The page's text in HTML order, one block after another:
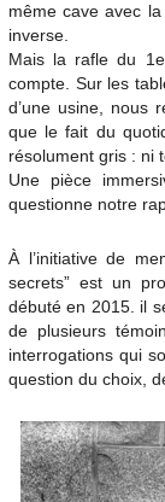
même cave avec
inverse.
Mais la rafle du
compte. Sur les
d’une usine, nous
que le fait du
résolument gris : ni
Une pièce
questionne notre
À l’initiative de
secrets” est un
débuté en 2015. il
de plusieurs
interrogations qui
question du choix,